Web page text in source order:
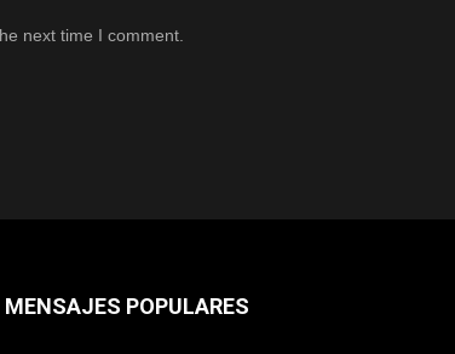
next time I comment.
MENSAJES POPULARES